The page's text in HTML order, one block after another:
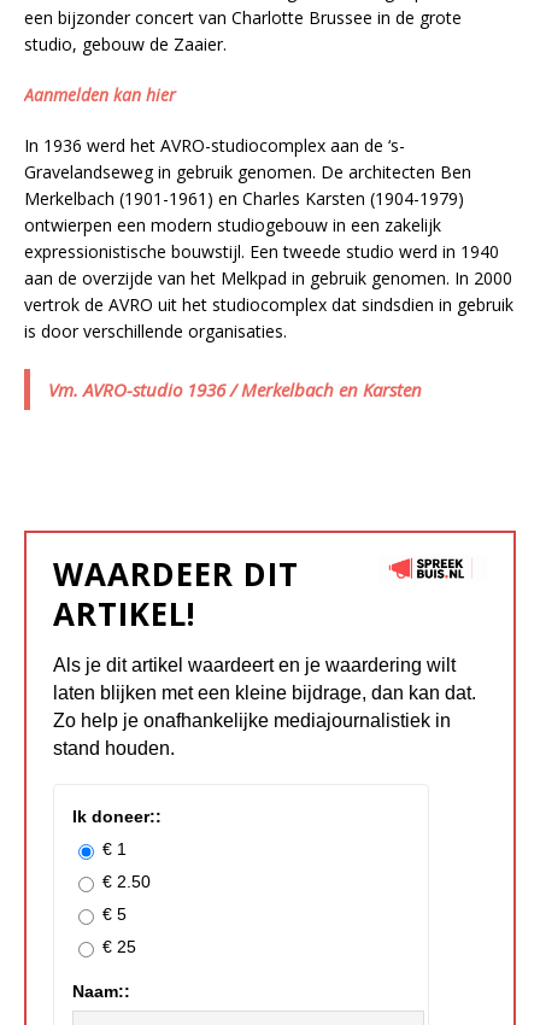
een bijzonder concert van Charlotte Brussee in de grote
studio, gebouw de Zaaier.
Aanmelden kan hier
In 1936 werd het AVRO-studiocomplex aan de ‘s-
Gravelandseweg in gebruik genomen. De architecten Ben
Merkelbach (1901-1961) en Charles Karsten (1904-1979)
ontwierpen een modern studiogebouw in een zakelijk
expressionistische bouwstijl. Een tweede studio werd in 1940
aan de overzijde van het Melkpad in gebruik genomen. In 2000
vertrok de AVRO uit het studiocomplex dat sindsdien in gebruik
is door verschillende organisaties.
Vm. AVRO-studio 1936 / Merkelbach en Karsten
WAARDEER DIT
ARTIKEL!
Als je dit artikel waardeert en je waardering wilt
laten blijken met een kleine bijdrage, dan kan dat.
Zo help je onafhankelijke mediajournalistiek in
stand houden.
Ik doneer::
€ 1
€ 2.50
€ 5
€ 25
Naam::